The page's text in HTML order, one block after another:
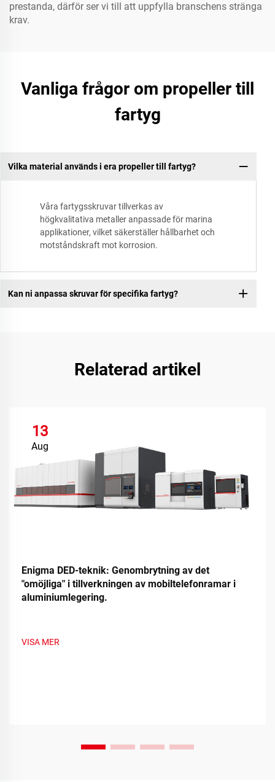
prestanda, därför ser vi till att uppfylla branschens stränga
krav.
Vanliga frågor om propeller till
fartyg
Vilka material används i era propeller till fartyg?
Våra fartygsskruvar tillverkas av
högkvalitativa metaller anpassade för marina
applikationer, vilket säkerställer hållbarhet och
motståndskraft mot korrosion.
Kan ni anpassa skruvar för specifika fartyg?
Relaterad artikel
13
Aug
Enigma DED-teknik: Genombrytning av det
"omöjliga" i tillverkningen av mobiltelefonramar i
aluminiumlegering.
VISA MER